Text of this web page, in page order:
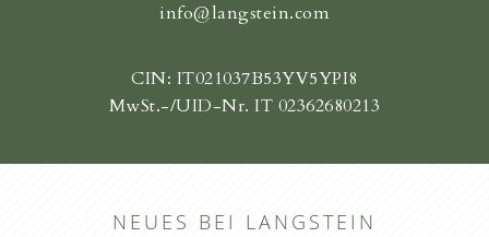
info@langstein.com
CIN: IT021037B53YV5YPI8
MwSt.-/UID-Nr. IT 02362680213
NEUES BEI LANGSTEIN